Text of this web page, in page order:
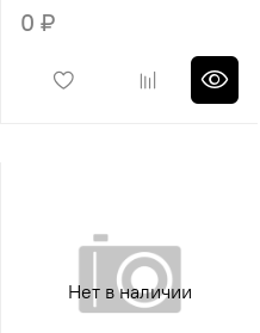
0 ₽
Нет в наличии